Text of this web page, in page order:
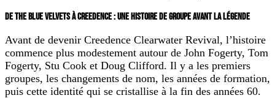
DE THE BLUE VELVETS À CREEDENCE : UNE HISTOIRE DE GROUPE AVANT LA LÉGENDE
Avant de devenir Creedence Clearwater Revival, l’histoire
commence plus modestement autour de John Fogerty, Tom
Fogerty, Stu Cook et Doug Clifford. Il y a les premiers
groupes, les changements de nom, les années de formation,
puis cette identité qui se cristallise à la fin des années 60.